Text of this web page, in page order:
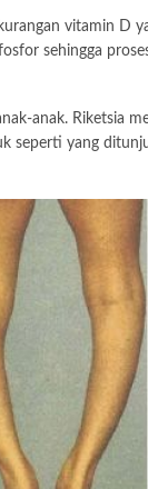
vitamin D
sehingga
anak. Riketsia
seperti yang